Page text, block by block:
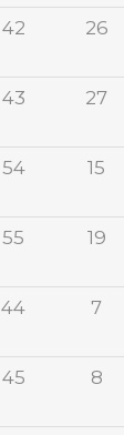
42 26
43 27
54 15
55 19
44 7
45 8